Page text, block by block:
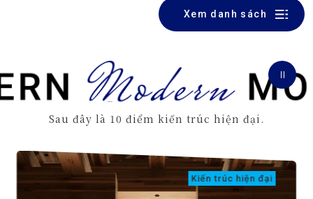
Xem danh sách
Sau đây là 10 điểm kiến trúc hiện đại.
Kiến trúc hiện đại